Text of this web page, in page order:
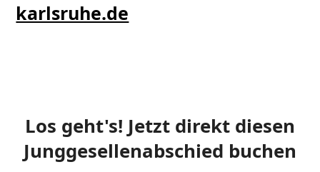
karlsruhe.de
Los geht's! Jetzt direkt diesen
Junggesellenabschied buchen